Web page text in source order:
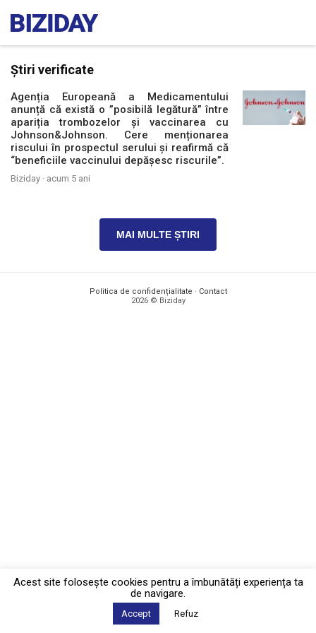
Știri verificate
Agenția Europeană a Medicamentului
anunță că există o ”posibilă legătură” între
apariția trombozelor și vaccinarea cu
Johnson&Johnson. Cere menționarea
riscului în prospectul serului și reafirmă că
“beneficiile vaccinului depășesc riscurile”.
Biziday · acum 5 ani
MAI MULTE ȘTIRI
Politica de confidențialitate · Contact
2026 © Biziday
Acest site foloseşte cookies pentru a îmbunătăți experiența ta
de navigare.
Accept Refuz